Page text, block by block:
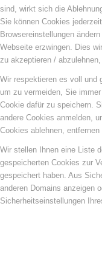
sind, wirkt sich die
Sie können Cookies
Browsereinstellungen
Webseite erzwingen. Dies
zu akzeptieren /
Wir respektieren es voll und
um zu vermeiden, Sie
Cookie dafür zu speichern.
andere Cookies anmelden,
Cookies ablehnen,
Wir stellen Ihnen eine Liste
gespeicherten Cookies zur
gespeichert haben. Aus
anderen Domains anzeigen
Sicherheitseinstellungen